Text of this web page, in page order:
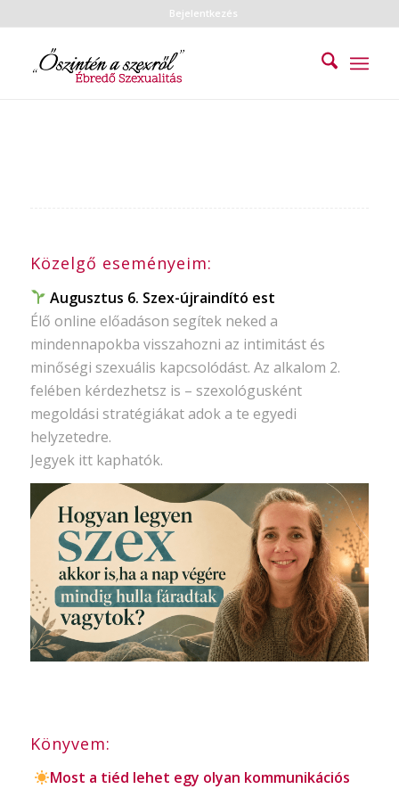
Bejelentkezés
Közelgő eseményeim:
Augusztus 6. Szex-újraindító est
Élő online előadáson segítek neked a
mindennapokba visszahozni az intimitást és
minőségi szexuális kapcsolódást. Az alkalom 2.
felében kérdezhetsz is – szexológusként
megoldási stratégiákat adok a te egyedi
helyzetedre.
Jegyek itt kaphatók.
Könyvem:
Most a tiéd lehet egy olyan kommunikációs